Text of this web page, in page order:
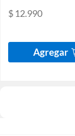
$ 12.990
Agregar